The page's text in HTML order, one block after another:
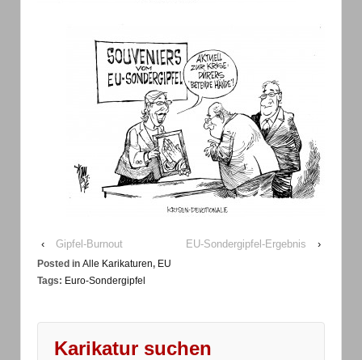
‹ Gipfel-Burnout EU-Sondergipfel-Ergebnis ›
Posted in Alle Karikaturen, EU
Tags: Euro-Sondergipfel
Karikatur suchen